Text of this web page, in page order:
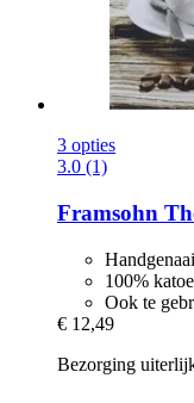
3 opties
3.0 (1)
Framsohn
100%
Ook te
€ 12,49
Bezorging